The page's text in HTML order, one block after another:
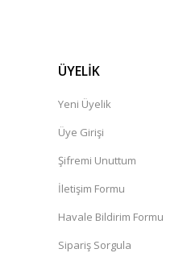
ÜYELİK
Yeni Üyelik
Üye Girişi
Şifremi Unuttum
İletişim Formu
Havale Bildirim Formu
Sipariş Sorgula